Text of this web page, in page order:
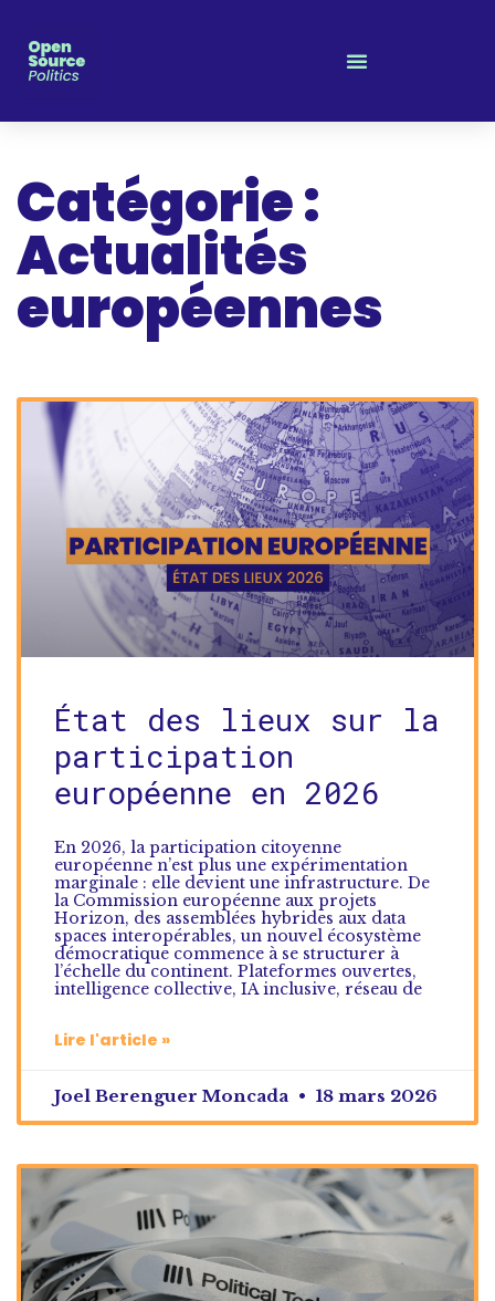
Catégorie :
Actualités
européennes
État des lieux sur la
participation
européenne en 2026
En 2026, la participation citoyenne
européenne n’est plus une expérimentation
marginale : elle devient une infrastructure. De
la Commission européenne aux projets
Horizon, des assemblées hybrides aux data
spaces interopérables, un nouvel écosystème
démocratique commence à se structurer à
l’échelle du continent. Plateformes ouvertes,
intelligence collective, IA inclusive, réseau de
Lire l'article »
Joel Berenguer Moncada 18 mars 2026